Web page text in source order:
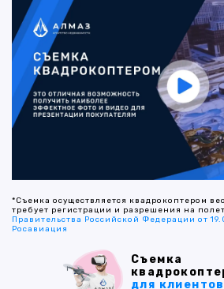
*Съемка осуществляется квадрокоптером
требует регистрации и разрешения на
Правительства Российской Федерации от
Росавиация
Съемка
для